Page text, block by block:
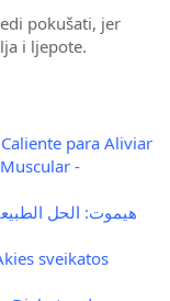
pokušati, jer
i ljepote.
para Aliviar
-
هيموت: الحل
sveikatos